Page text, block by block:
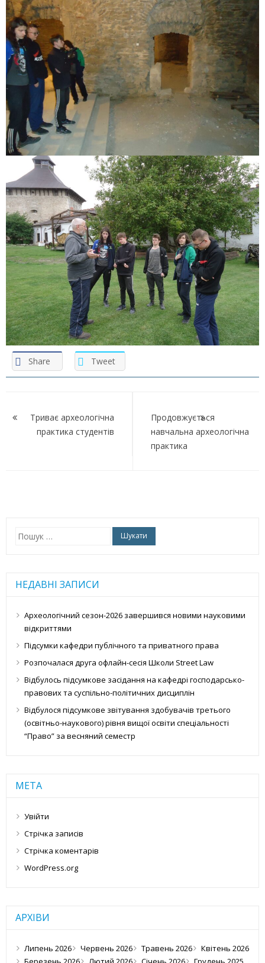
Share Tweet
записів
Триває археологічна
практика студентів
Продовжується
навчальна археологічна
практика
Пошук:
НЕДАВНІ ЗАПИСИ
Археологічний сезон-2026 завершився новими науковими
відкриттями
Підсумки кафедри публічного та приватного права
Розпочалася друга офлайн-сесія Школи Street Law
Відбулось підсумкове засідання на кафедрі господарсько-
правових та суспільно-політичних дисциплін
Відбулося підсумкове звітування здобувачів третього
(освітньо-наукового) рівня вищої освіти спеціальності
“Право” за весняний семестр
МЕТА
Увійти
Стрічка записів
Стрічка коментарів
WordPress.org
АРХІВИ
Липень 2026 Червень 2026 Травень 2026
Квітень 2026